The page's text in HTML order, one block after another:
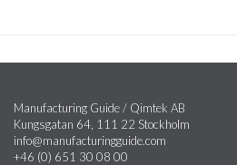
Manufacturing Guide / Qimtek AB
Kungsgatan 64, 111 22 Stockholm
info@manufacturingguide.com
+46 (0) 651 30 08 00